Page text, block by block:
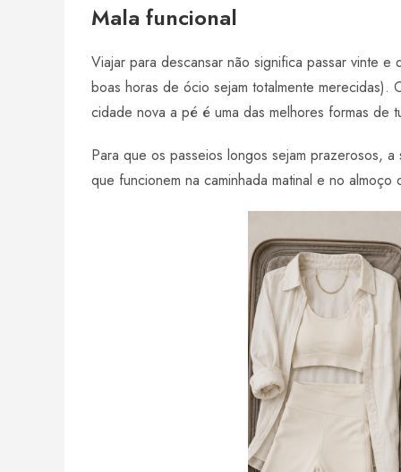
Mala funcional
Viajar para descansar não significa passar vinte
boas horas de ócio sejam totalmente merecidas).
cidade nova a pé é uma das melhores formas de
Para que os passeios longos sejam prazerosos,
que funcionem na caminhada matinal e no almoço